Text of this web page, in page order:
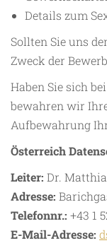
Details zum
Sollten Sie uns
Zweck der
Haben Sie sich
bewahren wir
Aufbewahrung
Österreich
Leiter: Dr.
Adresse:
Telefonnr.: +43 1
E-Mail-Adresse: